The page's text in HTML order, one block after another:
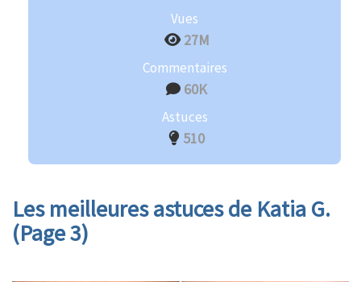
Vues
27M
Commentaires
60K
Astuces
510
Les meilleures astuces de Katia G.
(Page 3)